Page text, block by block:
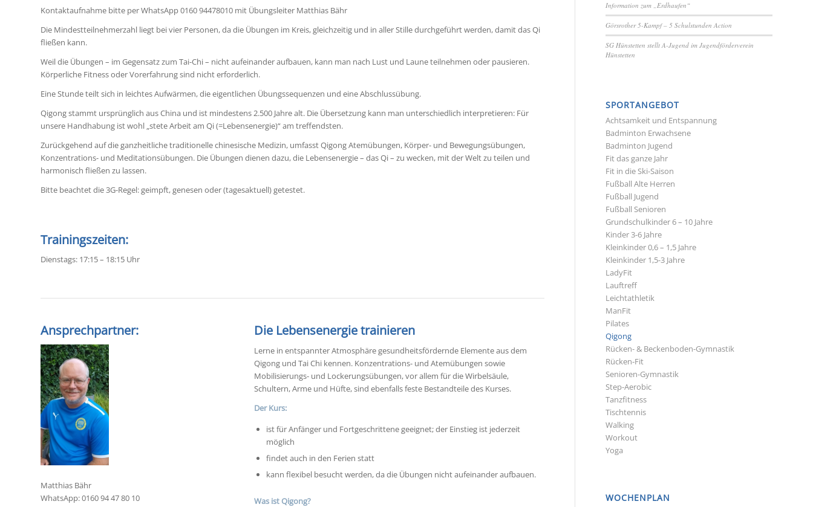
Kontaktaufnahme bitte per WhatsApp 0160 94478010 mit Übungsleiter Matthias Bähr
Die Mindestteilnehmerzahl liegt bei vier Personen, da die Übungen im Kreis, gleichzeitig und in aller Stille durchgeführt werden, damit das Qi
fließen kann.
Weil die Übungen – im Gegensatz zum Tai-Chi – nicht aufeinander aufbauen, kann man nach Lust und Laune teilnehmen oder pausieren.
Körperliche Fitness oder Vorerfahrung sind nicht erforderlich.
Eine Stunde teilt sich in leichtes Aufwärmen, die eigentlichen Übungssequenzen und eine Abschlussübung.
Qigong stammt ursprünglich aus China und ist mindestens 2.500 Jahre alt. Die Übersetzung kann man unterschiedlich interpretieren: Für
unsere Handhabung ist wohl „stete Arbeit am Qi (=Lebensenergie)“ am treffendsten.
Zurückgehend auf die ganzheitliche traditionelle chinesische Medizin, umfasst Qigong Atemübungen, Körper- und Bewegungsübungen,
Konzentrations- und Meditationsübungen. Die Übungen dienen dazu, die Lebensenergie – das Qi – zu wecken, mit der Welt zu teilen und
harmonisch fließen zu lassen.
Bitte beachtet die 3G-Regel: geimpft, genesen oder (tagesaktuell) getestet.
Trainingszeiten:
Dienstags: 17:15 – 18:15 Uhr
Ansprechpartner:
Matthias Bähr
WhatsApp: 0160 94 47 80 10
Die Lebensenergie trainieren
Lerne in entspannter Atmosphäre gesundheitsfördernde Elemente aus dem
Qigong und Tai Chi kennen. Konzentrations- und Atemübungen sowie
Mobilisierungs- und Lockerungsübungen, vor allem für die Wirbelsäule,
Schultern, Arme und Hüfte, sind ebenfalls feste Bestandteile des Kurses.
Der Kurs:
ist für Anfänger und Fortgeschrittene geeignet; der Einstieg ist jederzeit
möglich
findet auch in den Ferien statt
kann flexibel besucht werden, da die Übungen nicht aufeinander aufbauen.
Was ist Qigong?
Information zum „Erdhaufen“
Görsrother 5-Kampf – 5 Schulstunden Action
SG Hünstetten stellt A-Jugend im Jugendförderverein
Hünstetten
SPORTANGEBOT
Achtsamkeit und Entspannung
Badminton Erwachsene
Badminton Jugend
Fit das ganze Jahr
Fit in die Ski-Saison
Fußball Alte Herren
Fußball Jugend
Fußball Senioren
Grundschulkinder 6 – 10 Jahre
Kinder 3-6 Jahre
Kleinkinder 0,6 – 1,5 Jahre
Kleinkinder 1,5-3 Jahre
LadyFit
Lauftreff
Leichtathletik
ManFit
Pilates
Qigong
Rücken- & Beckenboden-Gymnastik
Rücken-Fit
Senioren-Gymnastik
Step-Aerobic
Tanzfitness
Tischtennis
Walking
Workout
Yoga
WOCHENPLAN